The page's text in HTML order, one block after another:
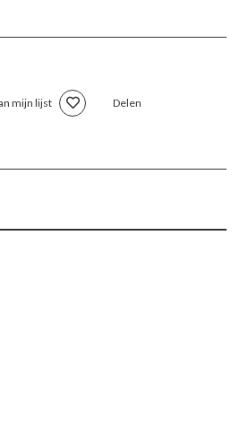
mijn lijst Delen